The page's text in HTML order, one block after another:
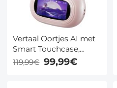
Vertaal Oortjes AI met
Smart Touchcase,
Bluetooth 6.0, 150+
119,99€ 99,99€